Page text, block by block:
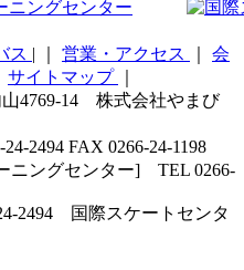
ス | 営業・アクセス
会
サイトマップ
4769-14 株式会社やまび
2494 FAX 0266-24-1198
ニングセンター] TEL 0266-